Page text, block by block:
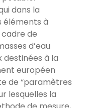
dans la
éléments à
de
d’eau
destinées à la
européen
de “paramètres
lesquelles la